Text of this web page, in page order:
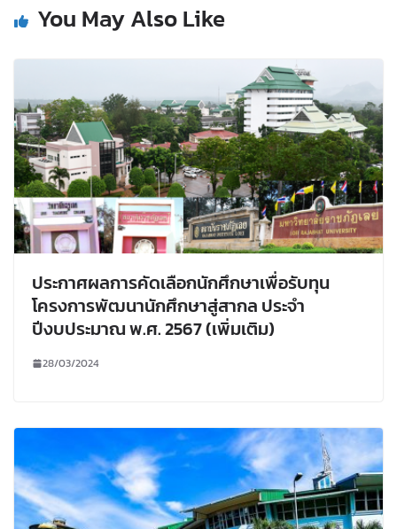
You May Also Like
ประกาศผลการคัดเลือกนักศึกษาเพื่อรับทุน
โครงการพัฒนานักศึกษาสู่สากล ประจำ
ปีงบประมาณ พ.ศ. 2567 (เพิ่มเติม)
28/03/2024